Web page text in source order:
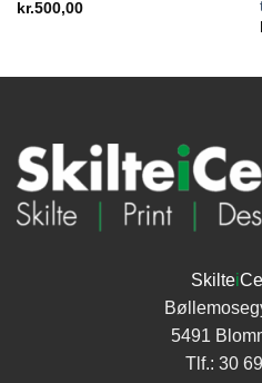
kr.500,00
Skiltei
5491
Tlf.: 30